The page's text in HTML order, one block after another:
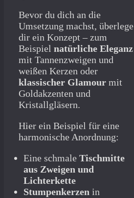
Bevor du dich an die
Umsetzung machst, überlege
dir ein Konzept – zum
Beispiel natürliche Eleganz
mit Tannenzweigen und
weißen Kerzen oder
klassischer Glamour mit
Goldakzenten und
Kristallgläsern.
Hier ein Beispiel für eine
harmonische Anordnung:
Eine schmale Tischmitte
aus Zweigen und
Lichterkette
Stumpenkerzen in